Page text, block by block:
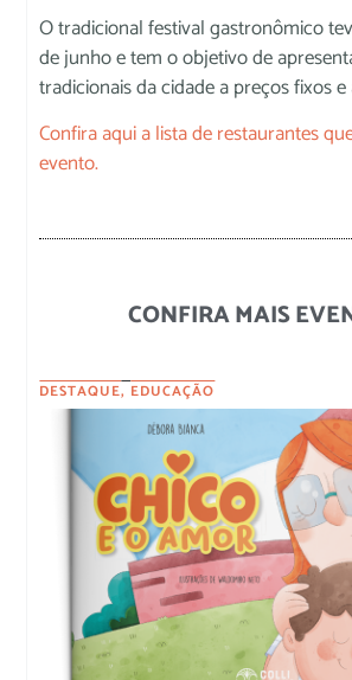
O tradicional festival gastronômico
de junho e tem o objetivo de
tradicionais da cidade a preços fixos e
Confira aqui a lista de restaurantes
evento.
CONFIRA MAIS
DESTAQUE, EDUCAÇÃO